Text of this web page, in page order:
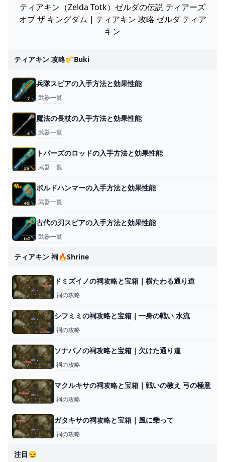
ティアキン（Zelda Totk）ゼルダの伝説 ティアーズ
オブ ザ キングダム | ティアキン 攻略 ゼルダ ティア
キン
ティアキン 攻略🎷buki
兵隊スピアの入手方法と効果性能
武器一覧
魔法の長杖の入手方法と効果性能
武器一覧
トパーズのロッドの入手方法と効果性能
武器一覧
ボルドハンマーの入手方法と効果性能
武器一覧
古代の刃スピアの入手方法と効果性能
武器一覧
ティアキン 祠🔥shrine
ドミズイノの祠攻略と宝箱｜横たわる通り道
祠の攻略
シフミミの祠攻略と宝箱｜一身の戦い 水流
祠の攻略
ソナパノの祠攻略と宝箱｜欠けた通り道
祠の攻略
マクルキサの祠攻略と宝箱｜戦いの教え 弓の極意
祠の攻略
ガタキサの祠攻略と宝箱｜風に乗って
祠の攻略
注目😏